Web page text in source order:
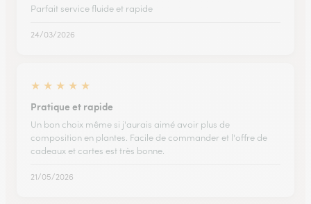
Parfait service fluide et rapide
24/03/2026
★ ★ ★ ★ ★
Pratique et rapide
Un bon choix même si j'aurais aimé avoir plus de
composition en plantes. Facile de commander et l'offre de
cadeaux et cartes est très bonne.
21/05/2026